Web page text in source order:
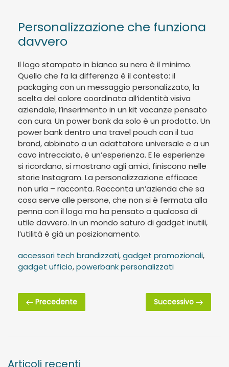
Personalizzazione che funziona
davvero
Il logo stampato in bianco su nero è il minimo.
Quello che fa la differenza è il contesto: il
packaging con un messaggio personalizzato, la
scelta del colore coordinata all’identità visiva
aziendale, l’inserimento in un kit vacanze pensato
con cura. Un power bank da solo è un prodotto. Un
power bank dentro una travel pouch con il tuo
brand, abbinato a un adattatore universale e a un
cavo intrecciato, è un’esperienza. E le esperienze
si ricordano, si mostrano agli amici, finiscono nelle
storie Instagram. La personalizzazione efficace
non urla – racconta. Racconta un’azienda che sa
cosa serve alle persone, che non si è fermata alla
penna con il logo ma ha pensato a qualcosa di
utile davvero. In un mondo saturo di gadget inutili,
l’utilità è già un posizionamento.
accessori tech brandizzati,gadget promozionali,
gadget ufficio,powerbank personalizzati
Precedente Successivo
Articoli recenti